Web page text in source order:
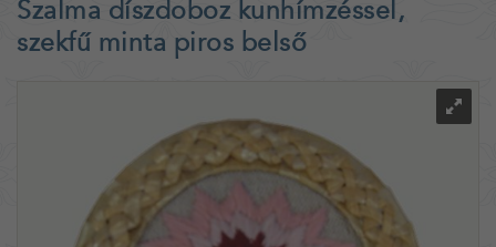
Szalma díszdoboz kunhímzéssel,
szekfű minta piros belső